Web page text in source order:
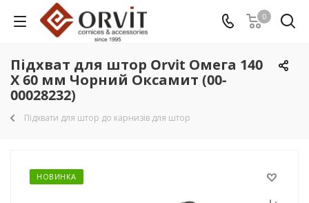
0
Підхват для штор Orvit Омега 140
Х 60 мм Чорний Оксамит (00-
00028232)
Підхвати для штор до карнизів для штор
НОВИНКА